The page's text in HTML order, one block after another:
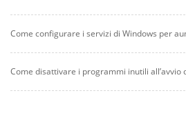
Come configurare i servizi di Windows per
Come disattivare i programmi inutili all’avvio